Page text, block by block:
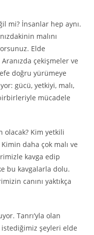
mi? İnsanlar hep aynı.
malını
Elde
çekişmeler ve
doğru yürümeye
gücü, yetkiyi, malı,
mücadele
olacak? Kim yetkili
daha çok malı ve
kavga edip
bu kavgalarla dolu.
canını yaktıkça
Tanrı’yla olan
şeyleri elde